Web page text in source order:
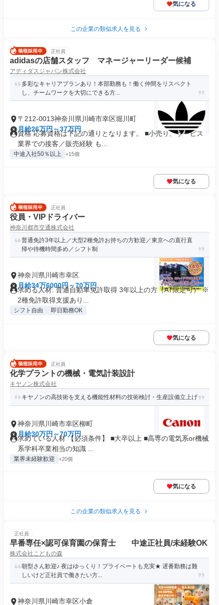
気になる
この企業の類似求人を見る
正社員
adidasの店舗スタッフ マネージャーリーダー候補
アディダスジャパン株式会社
多彩なキャリアプランあり！本部勤務も！働く仲間をリスペクト
し、チームワークを大切にできる方...
〒212-0013神奈川県川崎市幸区堀川町
月給26万円～37万円
資格 応募資格は下記の通りとなります。 ■小売り、サービス
業界での接客／販売経験 も...
中途入社50％以上 +15個
気になる
正社員
役員・VIPドライバー
神奈川都市交通株式会社
普通免許3年以上／大型2種免許お持ちの方歓迎／東京への直行直
帰や待機時間多め／シフト制
神奈川県川崎市幸区
月給34万6000円～70万円
求める人材: 普通自動車免許取得 3年以上の方（AT限定可） ※
2種免許取得支援あり...
シフト自由 即日勤務OK
気になる
正社員
化学プラントの機械・電気計装設計
キヤノン株式会社
キヤノンの高技術を支える機能性材料の技術検討・生産設備立上げ
神奈川県川崎市幸区柳町
月給30万円～70万円
求めている人材 【必須条件】 ■大卒以上 ■高専の電気系or機械
系学科卒業相当の知識 ...
業界未経験歓迎 +20個
気になる
この企業の類似求人を見る
正社員
早番専任×認可保育園の保育士 中途正社員/未経験OK
株式会社こどもの森
朝型さん歓迎♪ 夜はゆっくり！プライベートも充実★ 遅番勤務は難
しいけど正社員で働きたい方...
神奈川県川崎市幸区小倉